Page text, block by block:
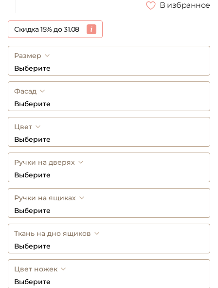
В избранное
Скидка 15% до 31.08
Размер
Выберите
Фасад
Выберите
Цвет
Выберите
Ручки на дверях
Выберите
Ручки на ящиках
Выберите
Ткань на дно ящиков
Выберите
Цвет ножек
Выберите